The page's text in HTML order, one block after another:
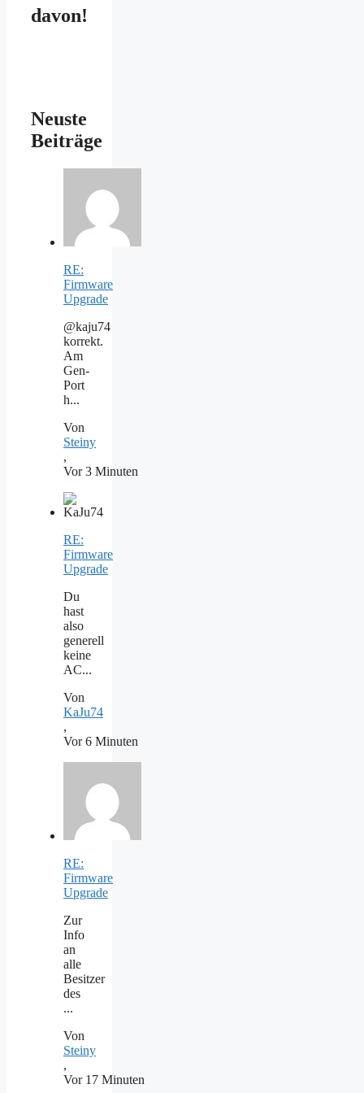
davon!
Neuste
Beiträge
RE:
Firmware
Upgrade
@kaju74
korrekt.
Am
Gen-
Port
h...
Von
Steiny
,
Vor 3 Minuten
RE:
Firmware
Upgrade
Du
hast
also
generell
keine
AC...
Von
KaJu74
,
Vor 6 Minuten
RE:
Firmware
Upgrade
Zur
Info
an
alle
Besitzer
des
...
Von
Steiny
,
Vor 17 Minuten